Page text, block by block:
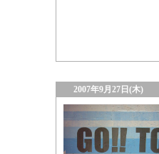
2007年9月27日(木)